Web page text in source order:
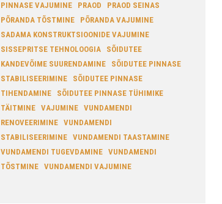
PINNASE VAJUMINE
PRAOD
PRAOD SEINAS
PÕRANDA TÕSTMINE
PÕRANDA VAJUMINE
SADAMA KONSTRUKTSIOONIDE VAJUMINE
SISSEPRITSE TEHNOLOOGIA
SÕIDUTEE
KANDEVÕIME SUURENDAMINE
SÕIDUTEE PINNASE
STABILISEERIMINE
SÕIDUTEE PINNASE
TIHENDAMINE
SÕIDUTEE PINNASE TÜHIMIKE
TÄITMINE
VAJUMINE
VUNDAMENDI
RENOVEERIMINE
VUNDAMENDI
STABILISEERIMINE
VUNDAMENDI TAASTAMINE
VUNDAMENDI TUGEVDAMINE
VUNDAMENDI
TÕSTMINE
VUNDAMENDI VAJUMINE